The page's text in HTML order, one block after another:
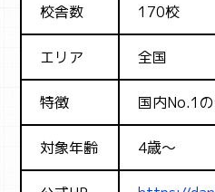
校舎数 170校
エリア 全国
特徴 国内No.1
対象年齢 4歳～